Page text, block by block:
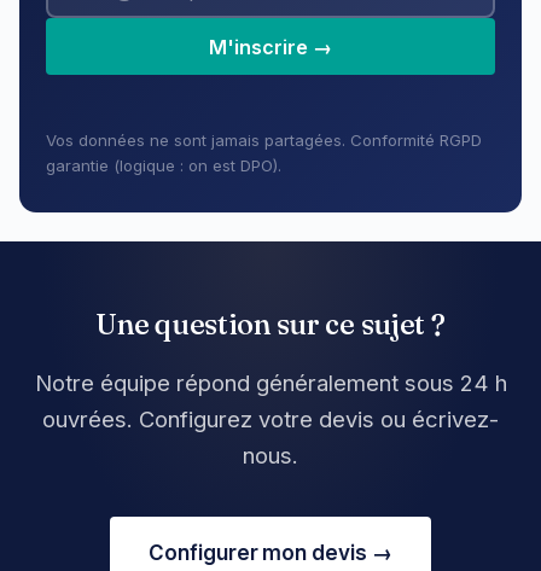
M'inscrire →
Vos données ne sont jamais partagées. Conformité RGPD
garantie (logique : on est DPO).
Une question sur ce sujet ?
Notre équipe répond généralement sous 24 h
ouvrées. Configurez votre devis ou écrivez-
nous.
Configurer mon devis →